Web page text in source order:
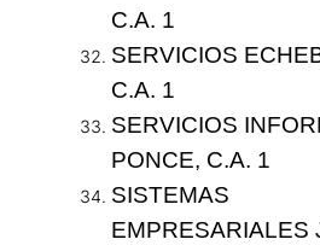
C.A. 1
SERVICIOS
C.A. 1
SERVICIOS
PONCE, C.A. 1
SISTEMAS
EMPRESARIALES